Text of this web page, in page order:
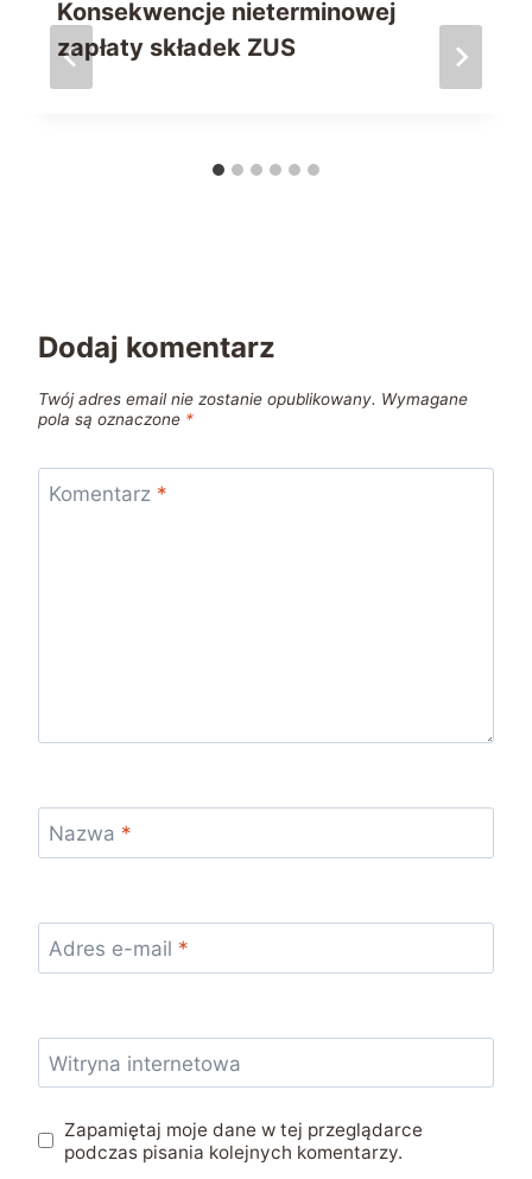
Konsekwencje nieterminowej
zapłaty składek ZUS
Dodaj komentarz
Twój adres email nie zostanie opublikowany. Wymagane
pola są oznaczone *
Komentarz *
Nazwa *
Adres e-mail *
Witryna internetowa
Zapamiętaj moje dane w tej przeglądarce
podczas pisania kolejnych komentarzy.